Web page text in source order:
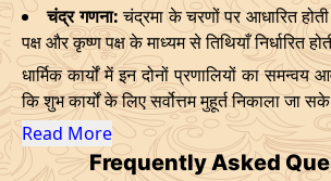
चंद्र गणना:चंद्रमा के चरणों पर आधारित
पक्ष और कृष्ण पक्ष के माध्यम से तिथियाँ निर्धारित
धार्मिक कार्यों में इन दोनों प्रणालियों का
कि शुभ कार्यों के लिए सर्वोत्तम मुहूर्त निकाला जा
Read More
FrequentlyAsked